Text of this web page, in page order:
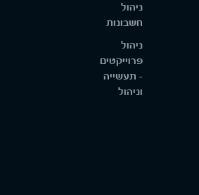
ניהול
חשבונות
ניהול
פרוייקטים
- תעשייה
וניהול